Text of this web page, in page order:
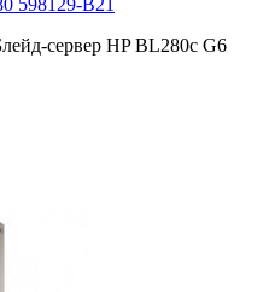
598129-B21
сервер HP BL280c G6